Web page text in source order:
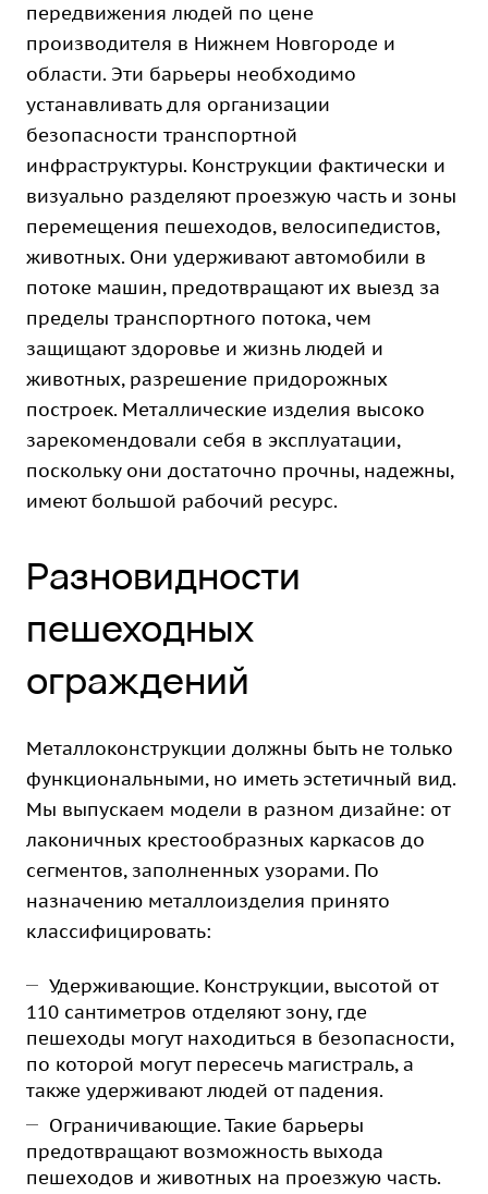
передвижения людей по цене
производителя в Нижнем Новгороде и
области. Эти барьеры необходимо
устанавливать для организации
безопасности транспортной
инфраструктуры. Конструкции фактически и
визуально разделяют проезжую часть и зоны
перемещения пешеходов, велосипедистов,
животных. Они удерживают автомобили в
потоке машин, предотвращают их выезд за
пределы транспортного потока, чем
защищают здоровье и жизнь людей и
животных, разрешение придорожных
построек. Металлические изделия высоко
зарекомендовали себя в эксплуатации,
поскольку они достаточно прочны, надежны,
имеют большой рабочий ресурс.
Разновидности
пешеходных
ограждений
Металлоконструкции должны быть не только
функциональными, но иметь эстетичный вид.
Мы выпускаем модели в разном дизайне: от
лаконичных крестообразных каркасов до
сегментов, заполненных узорами. По
назначению металлоизделия принято
классифицировать:
Удерживающие. Конструкции, высотой от
110 сантиметров отделяют зону, где
пешеходы могут находиться в безопасности,
по которой могут пересечь магистраль, а
также удерживают людей от падения.
Ограничивающие. Такие барьеры
предотвращают возможность выхода
пешеходов и животных на проезжую часть.